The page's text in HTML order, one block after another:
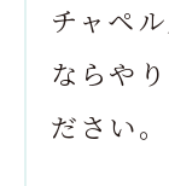
チャペ
ならや
ださい。